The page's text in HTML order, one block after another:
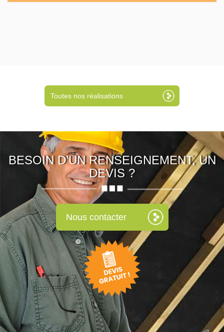
Toutes nos réalisations
BESOIN D’UN RENSEIGNEMENT, UN
DEVIS ?
Nous contacter